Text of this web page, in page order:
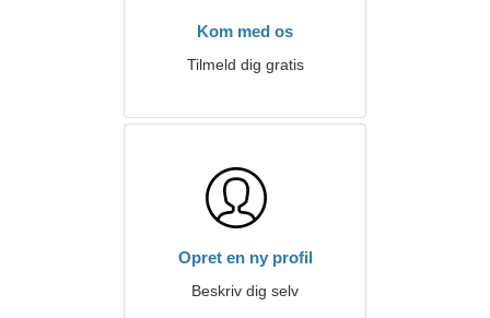
Kom med os
Tilmeld dig gratis
Opret en ny profil
Beskriv dig selv